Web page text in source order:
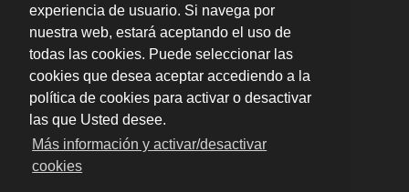
experiencia de usuario. Si navega por
nuestra web, estará aceptando el uso de
todas las cookies. Puede seleccionar las
cookies que desea aceptar accediendo a la
política de cookies para activar o desactivar
las que Usted desee.
Más información y activar/desactivar
cookies
En toda VALENCIA ·Aviso legal · LSSI · Política de
cookies · Política de privacidad
Habilitación de la Dirección General de la